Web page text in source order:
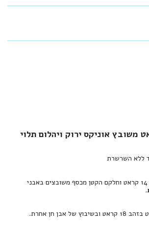
ללא השרשרת
התכשיטים עשויים זהב 14 קראט וחלקם הקטן מכסף משובצים באבני
.
אבן חן אחרת.